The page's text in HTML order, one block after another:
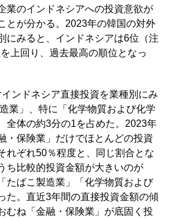
業のインドネシアへの投資意欲が
とが分かる。2023年の韓国の対外
にみると、インドネシアは6位（注
上回り、過去最高の順位となっ
ンドネシア直接投資を業種別にみ
業」、特に「化学物質および化学
全体の約3分の1を占めた。2023年
・保険業」だけでほとんどの投資
れぞれ50％程度と、同じ割合とな
ち比較的投資金額が大きいのが
たばこ製造業」「化学物質および
た。直近3年間の直接投資金額の傾
むね「金融・保険業」が底固く投